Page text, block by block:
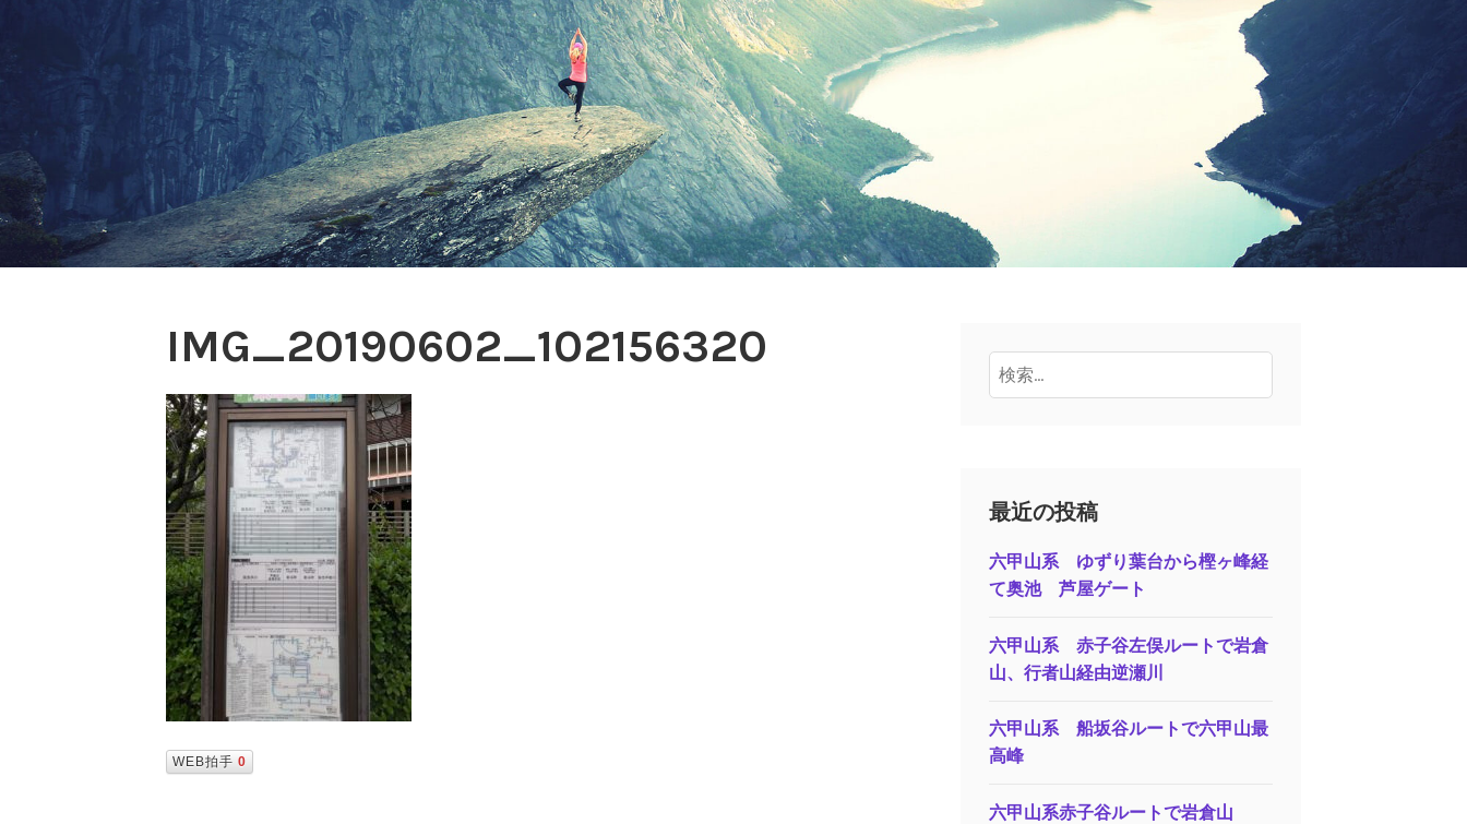
IMG_20190602_102156320
WEB拍手 0
検
索:
最近の投稿
六甲山系 ゆずり葉台から樫ヶ峰経
て奥池 芦屋ゲート
六甲山系 赤子谷左俣ルートで岩倉
山、行者山経由逆瀬川
六甲山系 船坂谷ルートで六甲山最
高峰
六甲山系赤子谷ルートで岩倉山